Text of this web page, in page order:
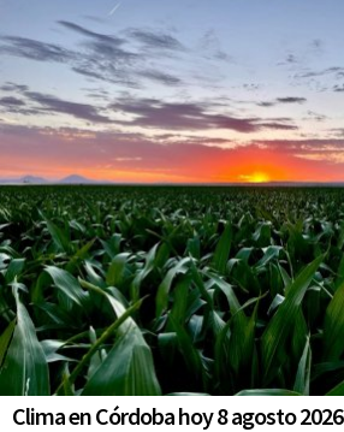
Clima en Córdoba hoy 8 agosto 2026